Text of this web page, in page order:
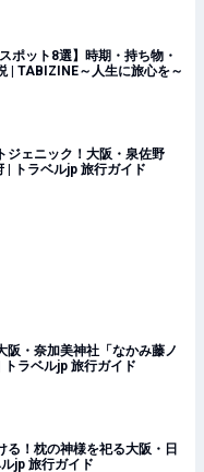
ポット8選】時期・持ち物・
| TABIZINE～人生に旅心を～
ジェニック！大阪・泉佐野
| トラベルjp 旅行ガイド
阪・奈加美神社「なかみ藤ノ
ラベルjp 旅行ガイド
る！枕の神様を祀る大阪・日
jp 旅行ガイド